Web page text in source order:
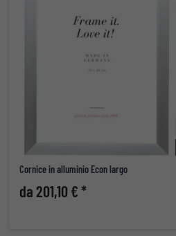
Cornice in alluminio Econ largo
da 201,10 € *